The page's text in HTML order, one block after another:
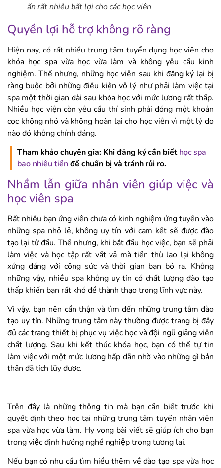
ẩn rất nhiều bất lợi cho các học viên
Quyền lợi hỗ trợ không rõ ràng
Hiện nay, có rất nhiều trung tâm tuyển dụng học viên cho
khóa học spa vừa học vừa làm và không yêu cầu kinh
nghiệm. Thế nhưng, những học viên sau khi đăng ký lại bị
ràng buộc bởi những điều kiện vô lý như phải làm việc tại
spa một thời gian dài sau khóa học với mức lương rất thấp.
Nhiều học viện còn yêu cầu thí sinh phải đóng một khoản
cọc không nhỏ và không hoàn lại cho học viên vì một lý do
nào đó không chính đáng.
Tham khảo chuyên gia: Khi đăng ký cần biếthọc spa
bao nhiêu tiềnđể chuẩn bị và tránh rủi ro.
Nhầm lẫn giữa nhân viên giúp việc và
học viên spa
Rất nhiều bạn ứng viên chưa có kinh nghiệm ứng tuyển vào
những spa nhỏ lẻ, không uy tín với cam kết sẽ được đào
tạo lại từ đầu. Thế nhưng, khi bắt đầu học việc, bạn sẽ phải
làm việc và học tập rất vất vả mà tiền thù lao lại không
xứng đáng với công sức và thời gian bạn bỏ ra. Không
những vậy, nhiều spa không uy tín có chất lượng đào tạo
thấp khiến bạn rất khó để thành thạo trong lĩnh vực này.
Vì vậy, bạn nên cẩn thận và tìm đến những trung tâm đào
tạo uy tín. Những trung tâm này thường được trang bị đầy
đủ các trang thiết bị phục vụ việc học và đội ngũ giảng viên
chất lượng. Sau khi kết thúc khóa học, bạn có thể tự tin
làm việc với một mức lương hấp dẫn nhờ vào những gì bản
thân đã tích lũy được.
Trên đây là những thông tin mà bạn cần biết trước khi
quyết định theo học tại những trung tâm tuyển nhân viên
spa vừa học vừa làm. Hy vọng bài viết sẽ giúp ích cho bạn
trong việc định hướng nghề nghiệp trong tương lai.
Nếu bạn có nhu cầu tìm hiểu thêm về đào tạo spa vừa học